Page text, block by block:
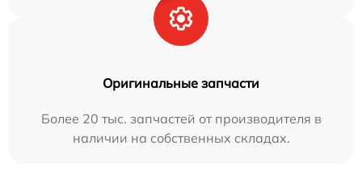
Оригинальные запчасти
Более 20 тыс. запчастей от производителя в
наличии на собственных складах.